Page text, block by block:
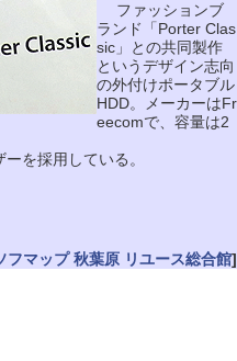
ファッションブ
ランド「Porter Clas
sic」との共同製作
というデザイン志向
の外付けポータブル
HDD。メーカーはFr
eecomで、容量は2
を採用している。
フマップ 秋葉原 リユース総合館]